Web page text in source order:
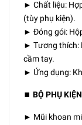
► Chất liệu:
(tùy phụ kiện).
► Đóng gói:
► Tương thích:
cầm tay.
► Ứng dụng:
⏹️ BỘ PHỤ
► Mũi khoan